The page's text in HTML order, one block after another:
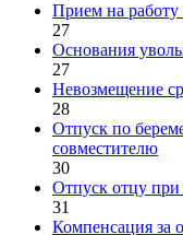
Прием на работу
27
Основания
27
Невозмещение
28
Отпуск по
совместителю
30
Отпуск отцу
31
Компенсация за